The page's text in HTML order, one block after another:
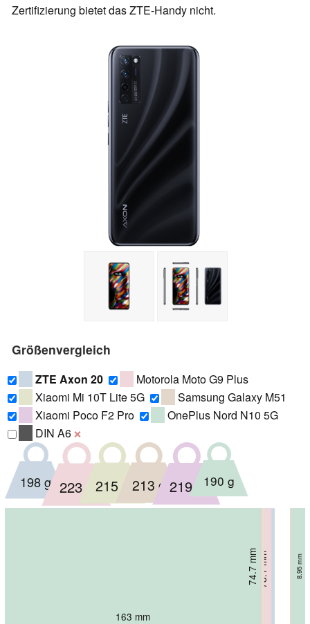
Zertifizierung bietet das ZTE-Handy nicht.
Größenvergleich
ZTE Axon 20
Motorola Moto G9 Plus
Xiaomi Mi 10T Lite 5G
Samsung Galaxy M51
Xiaomi Poco F2 Pro
OnePlus Nord N10 5G
DIN A6 ❌
172.1 mm
77.9 mm 7.98 mm
198 g
78.1 mm 9.7 mm
223 g
165.38 mm
76.8 mm 9 mm
215 g
163.9 mm
76.3 mm 9.5 mm
213 g
163.3 mm
75.4 mm 8.9 mm
219 g
163 mm
74.7 mm 8.95 mm
190 g